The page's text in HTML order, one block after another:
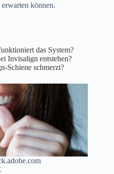
können.
das System?
Invisalign entstehen?
Schiene schmerzt?